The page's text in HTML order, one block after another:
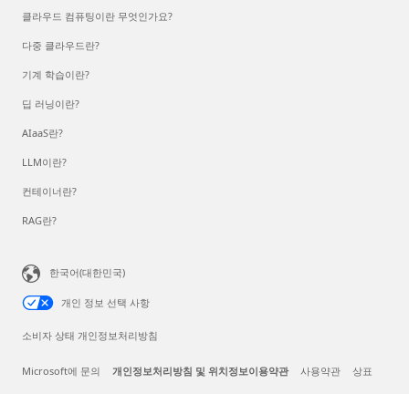
클라우드 컴퓨팅이란 무엇인가요?
다중 클라우드란?
기계 학습이란?
딥 러닝이란?
AIaaS란?
LLM이란?
컨테이너란?
RAG란?
한국어(대한민국)
개인 정보 선택 사항
소비자 상태 개인정보처리방침
Microsoft에 문의 개인정보처리방침 및 위치정보이용약관 사용약관 상표